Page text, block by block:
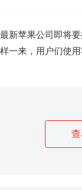
新苹果公司即将
一来，用户们使